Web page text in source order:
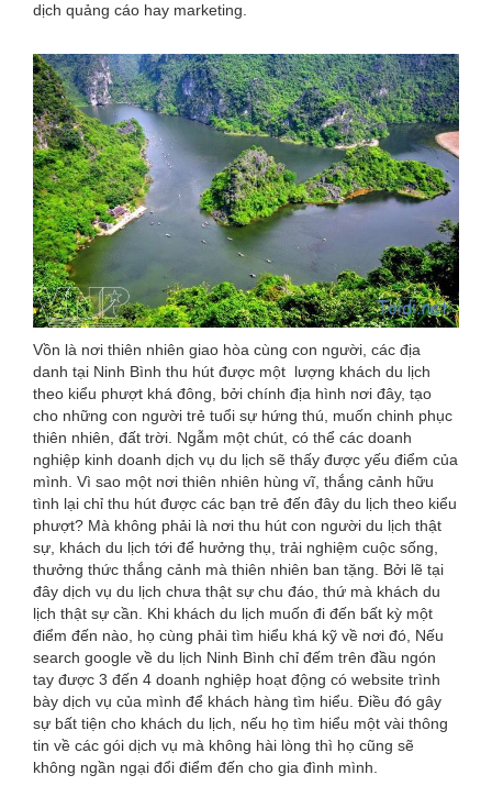
dịch quảng cáo hay marketing.
Vồn là nơi thiên nhiên giao hòa cùng con người, các địa
danh tại Ninh Bình thu hút được một lượng khách du lịch
theo kiểu phượt khá đông, bởi chính địa hình nơi đây, tạo
cho những con người trẻ tuổi sự hứng thú, muốn chinh phục
thiên nhiên, đất trời. Ngẫm một chút, có thể các doanh
nghiệp kinh doanh dịch vụ du lịch sẽ thấy được yếu điểm của
mình. Vì sao một nơi thiên nhiên hùng vĩ, thắng cảnh hữu
tình lại chỉ thu hút được các bạn trẻ đến đây du lịch theo kiểu
phượt? Mà không phải là nơi thu hút con người du lịch thật
sự, khách du lịch tới để hưởng thụ, trải nghiệm cuộc sống,
thưởng thức thắng cảnh mà thiên nhiên ban tặng. Bởi lẽ tại
đây dịch vụ du lịch chưa thật sự chu đáo, thứ mà khách du
lịch thật sự cần. Khi khách du lịch muốn đi đến bất kỳ một
điểm đến nào, họ cùng phải tìm hiểu khá kỹ về nơi đó, Nếu
search google về du lịch Ninh Bình chỉ đếm trên đầu ngón
tay được 3 đến 4 doanh nghiệp hoạt động có website trình
bày dịch vụ của mình để khách hàng tìm hiểu. Điều đó gây
sự bất tiện cho khách du lịch, nếu họ tìm hiểu một vài thông
tin về các gói dịch vụ mà không hài lòng thì họ cũng sẽ
không ngần ngại đổi điểm đến cho gia đình mình.